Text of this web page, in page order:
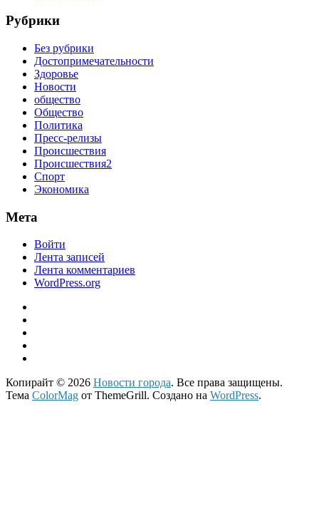
Рубрики
Без рубрики
Достопримечательности
Здоровье
Новости
общество
Общество
Политика
Пресс-релизы
Происшествия
Происшествия2
Спорт
Экономика
Мета
Войти
Лента записей
Лента комментариев
WordPress.org
Копирайт © 2026 Новости города. Все права защищены.
Тема ColorMag от ThemeGrill. Создано на WordPress.